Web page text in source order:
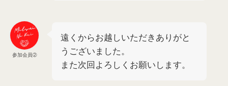
参加会員➁
遠くからお越しいただきありがと
うございました。
また次回よろしくお願いします。